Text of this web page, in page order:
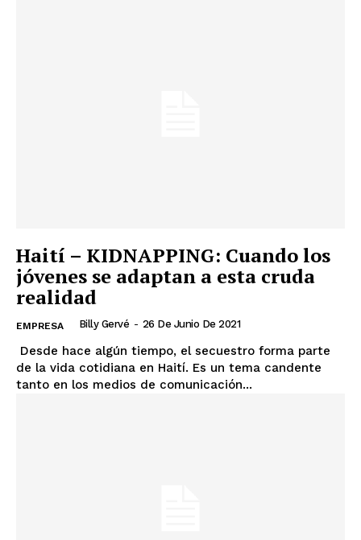
Haití – KIDNAPPING: Cuando los
jóvenes se adaptan a esta cruda
realidad
EMPRESA Billy Gervé - 26 De Junio De 2021
Desde hace algún tiempo, el secuestro forma parte
de la vida cotidiana en Haití. Es un tema candente
tanto en los medios de comunicación...